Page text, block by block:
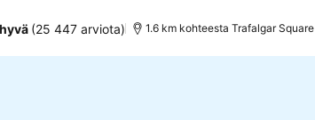
(25 447 arviota) 1.6 km kohteesta Trafalgar Square